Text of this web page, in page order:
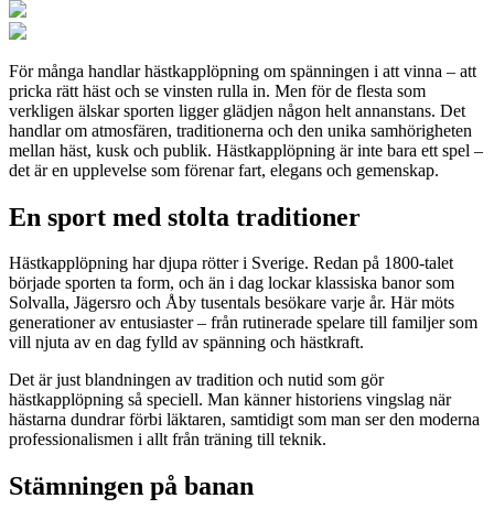
För många handlar hästkapplöpning om spänningen i att vinna – att
pricka rätt häst och se vinsten rulla in. Men för de flesta som
verkligen älskar sporten ligger glädjen någon helt annanstans. Det
handlar om atmosfären, traditionerna och den unika samhörigheten
mellan häst, kusk och publik. Hästkapplöpning är inte bara ett spel –
det är en upplevelse som förenar fart, elegans och gemenskap.
En sport med stolta traditioner
Hästkapplöpning har djupa rötter i Sverige. Redan på 1800-talet
började sporten ta form, och än i dag lockar klassiska banor som
Solvalla, Jägersro och Åby tusentals besökare varje år. Här möts
generationer av entusiaster – från rutinerade spelare till familjer som
vill njuta av en dag fylld av spänning och hästkraft.
Det är just blandningen av tradition och nutid som gör
hästkapplöpning så speciell. Man känner historiens vingslag när
hästarna dundrar förbi läktaren, samtidigt som man ser den moderna
professionalismen i allt från träning till teknik.
Stämningen på banan